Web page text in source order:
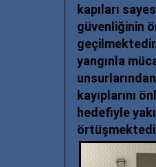
kapıları
güvenliğinin
yangınla
kayıplarını
hedefiyle